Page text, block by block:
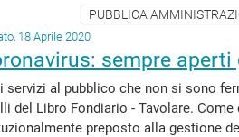
PUBBLICA
18 Aprile 2020
sempre
servizi al pubblico che non si sono
del Libro Fondiario - Tavolare.
preposto alla gestione